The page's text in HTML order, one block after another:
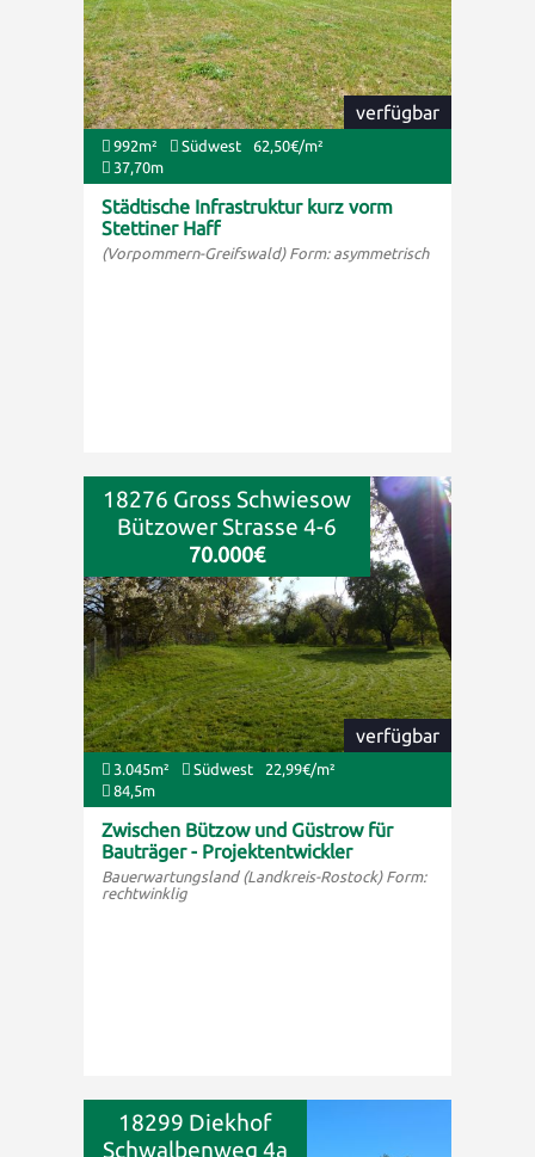
verfügbar
992m² Südwest
62,50€/m²
37,70m
Städtische Infrastruktur kurz vorm
Stettiner Haff
(Vorpommern-Greifswald) Form: asymmetrisch
18276 Gross Schwiesow
Bützower Strasse 4-6
70.000€
verfügbar
3.045m² Südwest
22,99€/m²
84,5m
Zwischen Bützow und Güstrow für
Bauträger - Projektentwickler
Bauerwartungsland (Landkreis-Rostock) Form:
rechtwinklig
18299 Diekhof
Schwalbenweg 4a